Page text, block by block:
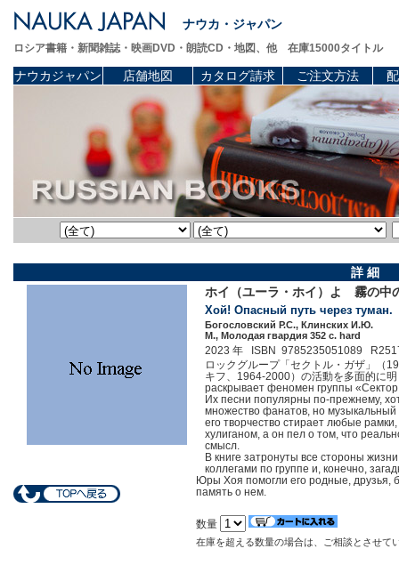
ナウカ・ジャパン
ロシア書籍・新聞雑誌・映画DVD・朗読CD・地図、他 在庫15000タイトル
ナウカジャパン 店舗地図 カタログ請求 ご注文方法
詳 細
ホイ（ユーラ・ホイ）よ 霧の中
Хой! Опасный путь через туман.
Богословский Р.С., Клинских И.Ю.
М., Молодая гвардия 352 c. hard
2023 年 ISBN 9785235051089
ロックグループ「セクトル・ガザ」（
キフ、1964-2000）の活動を多面的に
раскрывает феномен группы
Их песни популярны по-прежнему,
множество фанатов, но музыкальный
его творчество стирает любые
хулиганом, а он пел о том, что
смысл.
В книге затронуты все стороны
коллегами по группе и, конечно,
Юры Хоя помогли его родные, друзья,
память о нем.
数量
在庫を超える数量の場合は、ご相談とさせて